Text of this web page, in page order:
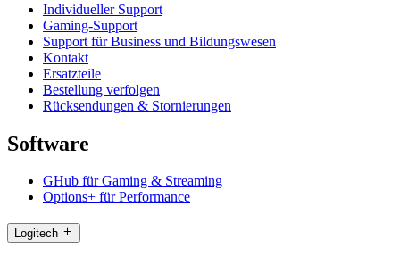
Individueller Support
Gaming-Support
Support für Business und Bildungswesen
Kontakt
Ersatzteile
Bestellung verfolgen
Rücksendungen & Stornierungen
Software
GHub für Gaming & Streaming
Options+ für Performance
Logitech